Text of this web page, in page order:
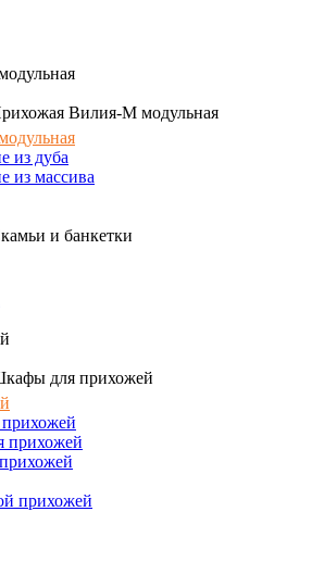
Вилия-М модульная
из дуба
из массива
и банкетки
для прихожей
прихожей
прихожей